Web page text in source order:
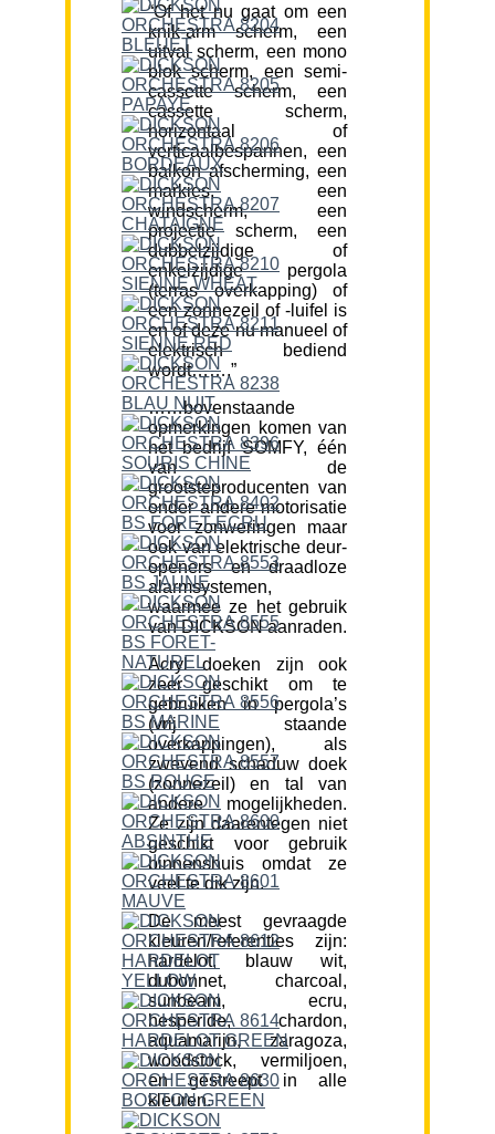
“Of het nu gaat om een
knik-arm scherm, een
uitval scherm, een mono
blok scherm, een semi-
cassette scherm, een
cassette scherm,
horizontaal of
verticaalbespannen, een
balkon afscherming, een
markies, een
windscherm, een
projectie scherm, een
dubbelzijdige of
enkelzijdige pergola
(terras overkapping) of
een zonnezeil of -luifel is
en of deze nu manueel of
elektrisch bediend
wordt…….”
……bovenstaande
opmerkingen komen van
het bedrijf SOMFY, één
van de
grootsteproducenten van
onder andere motorisatie
voor zonweringen maar
ook van elektrische deur-
openers en draadloze
alarmsystemen,
waarmee ze het gebruik
van DICKSON aanraden.
Acryl doeken zijn ook
zeer geschikt om te
gebruiken in pergola’s
(vrij staande
overkappingen), als
zwevend schaduw doek
(zonnezeil) en tal van
andere mogelijkheden.
Ze zijn daarentegen niet
geschikt voor gebruik
binnenshuis omdat ze
veel te dik zijn.
De meest gevraagde
kleuren/referenties zijn:
hardelot, blauw wit,
dubonnet, charcoal,
sunbeam, ecru,
hesperide, chardon,
aquamarijn, zaragoza,
woodstock, vermiljoen,
en gestreept in alle
kleuren.